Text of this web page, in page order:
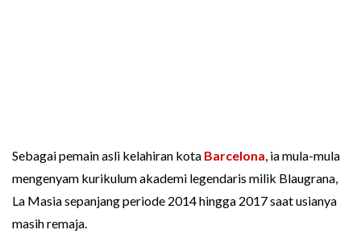
Sebagai pemain asli kelahiran kota Barcelona, ia mula-mula
mengenyam kurikulum akademi legendaris milik Blaugrana,
La Masia sepanjang periode 2014 hingga 2017 saat usianya
masih remaja.